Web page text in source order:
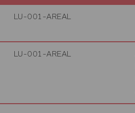
LU-001-AREAL
LU-001-AREAL